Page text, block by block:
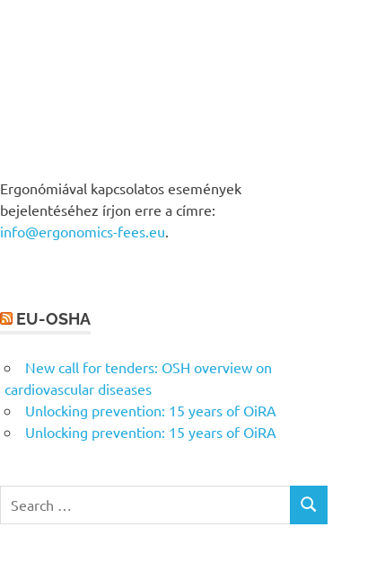
Ergonómiával kapcsolatos események
bejelentéséhez írjon erre a címre:
info@ergonomics-fees.eu
EU-OSHA
New call for tenders: OSH overview on
cardiovascular diseases
Unlocking prevention: 15 years of OiRA
Unlocking prevention: 15 years of OiRA
for:
SEARCH